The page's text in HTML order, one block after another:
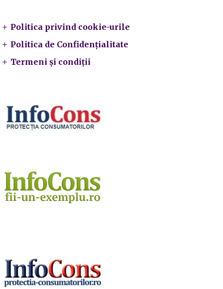
Politica privind cookie-urile
Politica de Confidențialitate
Termeni și condiții